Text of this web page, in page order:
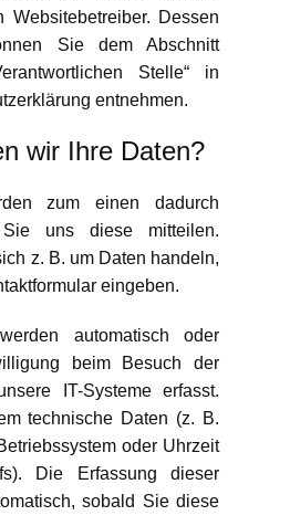
Websitebetreiber. Dessen
Sie dem Abschnitt
Stelle“ in
entnehmen.
wir Ihre Daten?
zum einen dadurch
uns diese mitteilen.
z. B. um Daten handeln,
eingeben.
automatisch oder
beim Besuch der
IT-Systeme erfasst.
technische Daten (z. B.
oder Uhrzeit
Die Erfassung dieser
sobald Sie diese